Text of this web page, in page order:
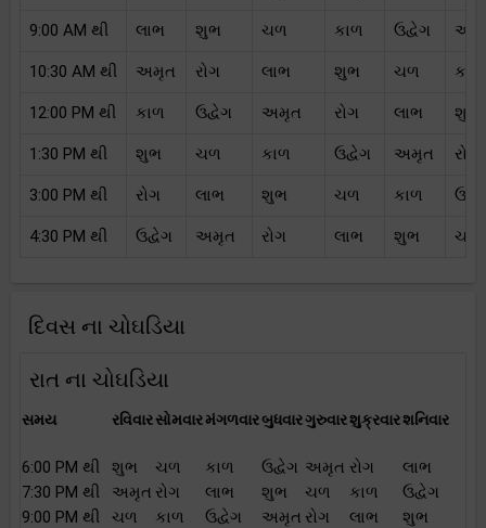
9:00 AM થી લાભ શુભ ચળ કાળ ઉદ્વેગ
10:30 AM થી અમૃત રોગ લાભ શુભ ચળ કાળ
12:00 PM થી કાળ ઉદ્વેગ અમૃત રોગ લાભ શુભ
1:30 PM થી શુભ ચળ કાળ ઉદ્વેગ અમૃત રોગ
3:00 PM થી રોગ લાભ શુભ ચળ કાળ
4:30 PM થી ઉદ્વેગ અમૃત રોગ લાભ શુભ ચળ
દિવસ ના ચોઘડિયા
રાત ના ચોઘડિયા
સમય રવિવારસોમવારમંગળવારબુધવારગુરુવારશુક્રવારશનિવાર
6:00 PM થી શુભ ચળ કાળ ઉદ્વેગ અમૃત રોગ
લાભ
7:30 PM થી
અમૃત રોગ લાભ શુભ ચળ કાળ
ઉદ્વેગ
9:00 PM થી
ચળ કાળ ઉદ્વેગ અમૃત રોગ લાભ
શુભ